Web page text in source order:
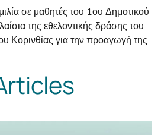
σε μαθητές του 1ου Δημοτικού
της εθελοντικής δράσης του
Κορινθίας για την προαγωγή της